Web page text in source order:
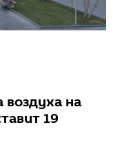
на
19